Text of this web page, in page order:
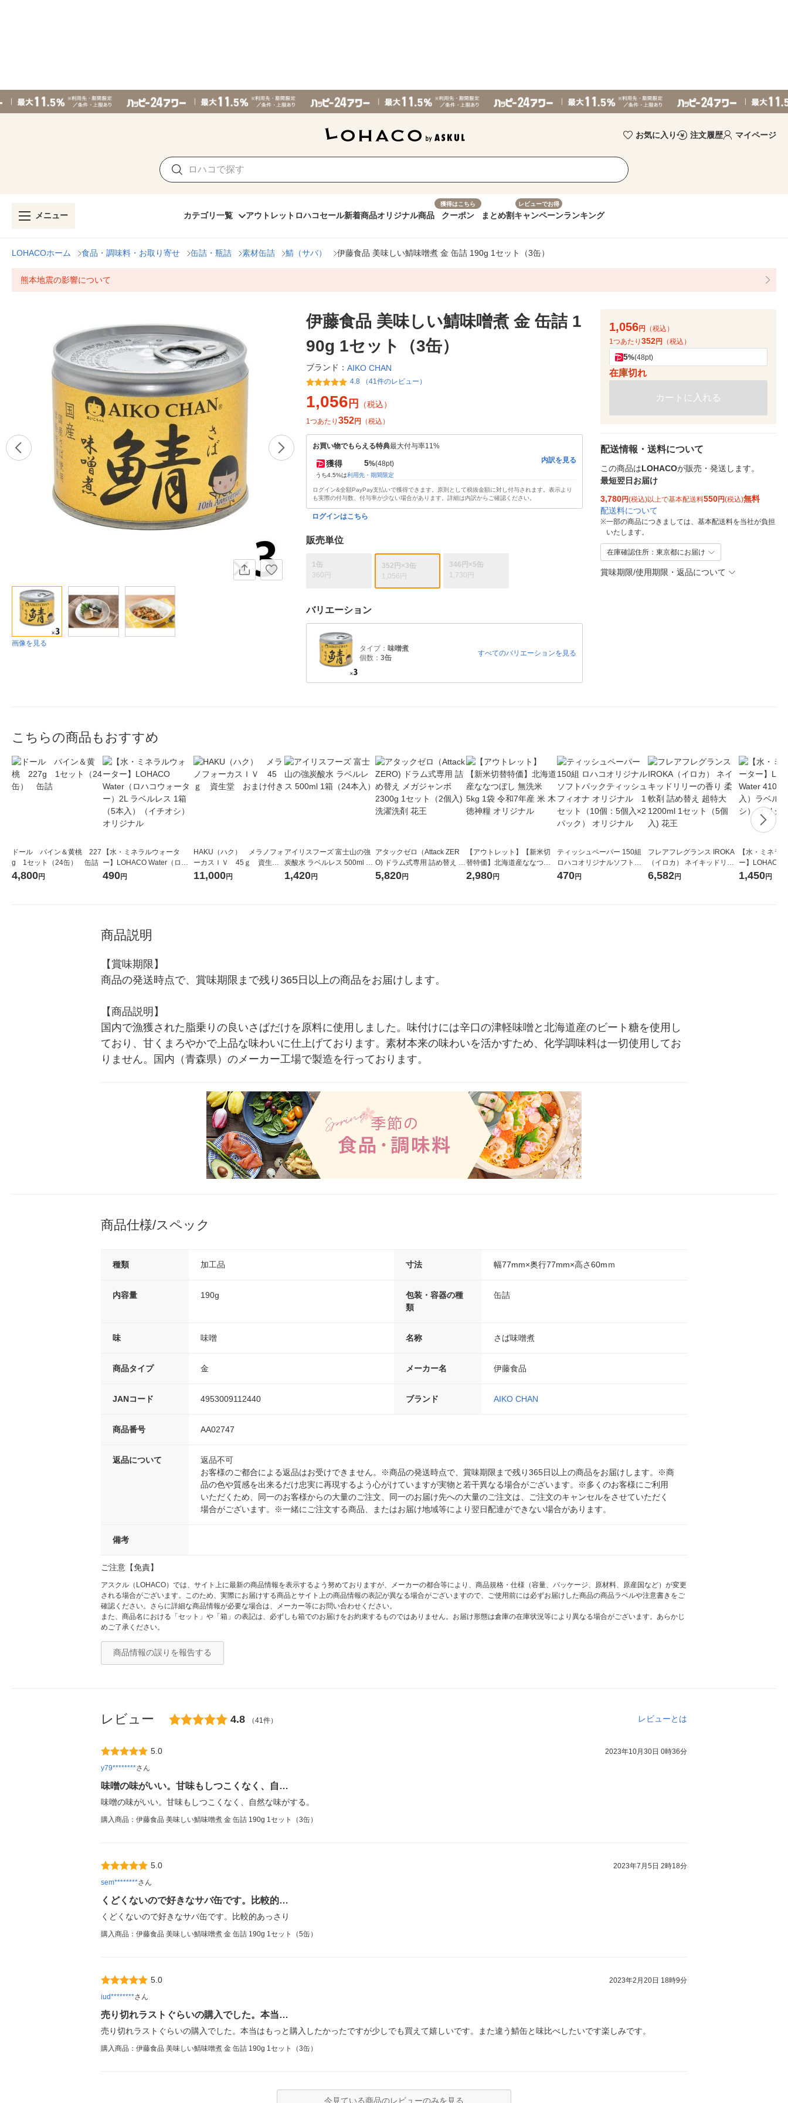
お気に入り 注文履歴 マイページ
メニュー カテゴリ一覧 アウトレット ロハコセール新着商品オリジナル商品
獲得はこちら
クーポン まとめ割
レビューでお得
キャンペーンランキング
LOHACOホーム 食品・調味料・お取り寄せ 缶詰・瓶詰 素材缶詰 鯖（サバ） 伊藤食品 美味しい鯖味噌煮 金 缶詰 190g 1セット（3缶）
熊本地震の影響について
画像を見る
伊藤食品 美味しい鯖味噌煮 金 缶詰 1
90g 1セット（3缶）
ブランド： AIKO CHAN
4.8 （41件のレビュー）
1,056 円 （税込）
1つあたり 352円 （税込）
お買い物でもらえる特典最大付与率11%
獲得 5%(48pt)
うち4.5%は利用先・期間限定
内訳を見る
ログイン&全額PayPay支払いで獲得できます。原則として税抜金額に対し付与されます。表示より
も実際の付与数、付与率が少ない場合があります。詳細は内訳からご確認ください。
ログインはこちら
販売単位
1缶
360円
352円×3缶
1,056円
346円×5缶
1,730円
バリエーション
タイプ： 味噌煮
個数： 3缶
すべてのバリエーションを見る
1,056円
（税込）
1つあたり 352円 （税込）
5%(48pt)
在庫切れ
カートに入れる
配送情報・送料について
この商品はLOHACOが販売・発送します。
最短翌日お届け
3,780円(税込)以上で基本配送料550円(税込)無料
配送料について
※一部の商品につきましては、基本配送料を当社が負担
いたします。
在庫確認住所：東京都にお届け
賞味期限/使用期限・返品について
こちらの商品もおすすめ
ドール パイン＆黄桃 227
g 1セット（24缶） 缶詰
4,800円
【水・ミネラルウォータ
ー】LOHACO Water（ロハ
コウォーター）2L ラベルレ
490円
HAKU（ハク） メラノフォ
ーカスＩＶ 45ｇ 資生
堂 おまけ付き
11,000円
アイリスフーズ 富士山の強
炭酸水 ラベルレス 500ml 1
箱（24本入）
1,420円
アタックゼロ（Attack ZER
O) ドラム式専用 詰め替え メ
ガジャンボ 2300g 1セット
5,820円
【アウトレット】【新米切
替特価】北海道産ななつぼ
し 無洗米 5kg 1袋 令和7年産
2,980円
ティッシュペーパー 150組
ロハコオリジナルソフトパ
ックティッシュ フィオナ オ
470円
フレアフレグランス IROKA
（イロカ） ネイキッドリリ
ーの香り 柔軟剤 詰め替え 超
6,582円
【水・ミネラ
ー】LOHACO
1箱（20本入
1,450円
商品説明
【賞味期限】
商品の発送時点で、賞味期限まで残り365日以上の商品をお届けします。
【商品説明】
国内で漁獲された脂乗りの良いさばだけを原料に使用しました。味付けには辛口の津軽味噌と北海道産のビート糖を使用し
ており、甘くまろやかで上品な味わいに仕上げております。素材本来の味わいを活かすため、化学調味料は一切使用してお
りません。国内（青森県）のメーカー工場で製造を行っております。
商品仕様/スペック
種類 加工品 寸法 幅77mm×奥行77mm×高さ60mｍ
内容量 190g
包装・容器の種
類
缶詰
味 味噌 名称 さば味噌煮
商品タイプ 金 メーカー名 伊藤食品
JANコード 4953009112440 ブランド AIKO CHAN
商品番号 AA02747
返品について
返品不可
お客様のご都合による返品はお受けできません。※商品の発送時点で、賞味期限まで残り365日以上の商品をお届けします。※商
品の色や質感を出来るだけ忠実に再現するよう心がけていますが実物と若干異なる場合がございます。※多くのお客様にご利用
いただくため、同一のお客様からの大量のご注文、同一のお届け先への大量のご注文は、ご注文のキャンセルをさせていただく
場合がございます。※一緒にご注文する商品、またはお届け地域等により翌日配達ができない場合があります。
備考
ご注意【免責】
アスクル（LOHACO）では、サイト上に最新の商品情報を表示するよう努めておりますが、メーカーの都合等により、商品規格・仕様（容量、パッケージ、原材料、原産国など）が変更
される場合がございます。このため、実際にお届けする商品とサイト上の商品情報の表記が異なる場合がございますので、ご使用前には必ずお届けした商品の商品ラベルや注意書きをご
確認ください。さらに詳細な商品情報が必要な場合は、メーカー等にお問い合わせください。
また、商品名における「セット」や「箱」の表記は、必ずしも箱でのお届けをお約束するものではありません。お届け形態は倉庫の在庫状況等により異なる場合がございます。あらかじ
めご了承ください。
商品情報の誤りを報告する
レビュー 4.8 （41件） レビューとは
5.0
2023年10月30日 0時36分
y79********さん
味噌の味がいい。甘味もしつこくなく、自…
味噌の味がいい。甘味もしつこくなく、自然な味がする。
購入商品：伊藤食品 美味しい鯖味噌煮 金 缶詰 190g 1セット（3缶）
5.0
2023年7月5日 2時18分
sem********さん
くどくないので好きなサバ缶です。比較的…
くどくないので好きなサバ缶です。比較的あっさり
購入商品：伊藤食品 美味しい鯖味噌煮 金 缶詰 190g 1セット（5缶）
5.0
2023年2月20日 18時9分
iud********さん
売り切れラストぐらいの購入でした。本当…
売り切れラストぐらいの購入でした。本当はもっと購入したかったですが少しでも買えて嬉しいです。また違う鯖缶と味比べしたいです楽しみです。
購入商品：伊藤食品 美味しい鯖味噌煮 金 缶詰 190g 1セット（3缶）
今見ている商品のレビューのみを見る